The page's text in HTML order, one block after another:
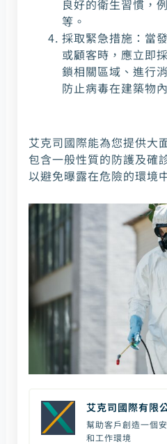
良好的衛生習慣，
等。
採取緊急措施：當
或顧客時，應立即
鎖相關區域、進行
防止病毒在建築物
艾克司國際能為您提供大
包含一般性質的防護及確
以避免曝露在危險的環境
艾克司國際有限
幫助客戶創造一個
和工作環境